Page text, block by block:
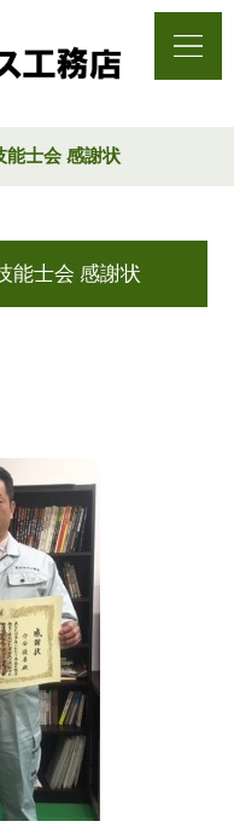
能士会 感謝状
能士会 感謝状